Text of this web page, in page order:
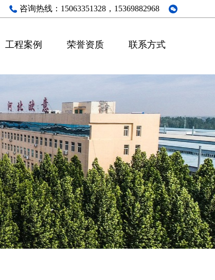
咨询热线： 15063351328，15369882968
工程案例 荣誉资质 联系方式